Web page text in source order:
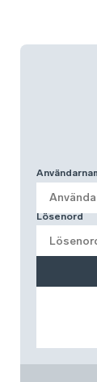
Lösenord